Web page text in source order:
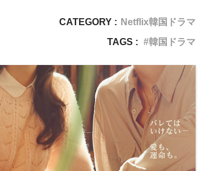
CATEGORY : Netflix韓国ドラマ
TAGS :
韓国ドラマ